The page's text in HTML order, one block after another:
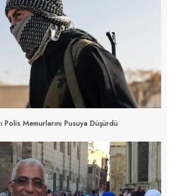
Polis Memurlarını Pusuya Düşürdü